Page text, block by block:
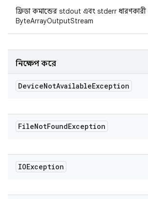
ফ্রিডা কমান্ডের stdout এবং stderr ধারণকারী
ByteArrayOutputStream
নিক্ষেপ করে
DeviceNotAvailableException
FileNotFoundException
IOException